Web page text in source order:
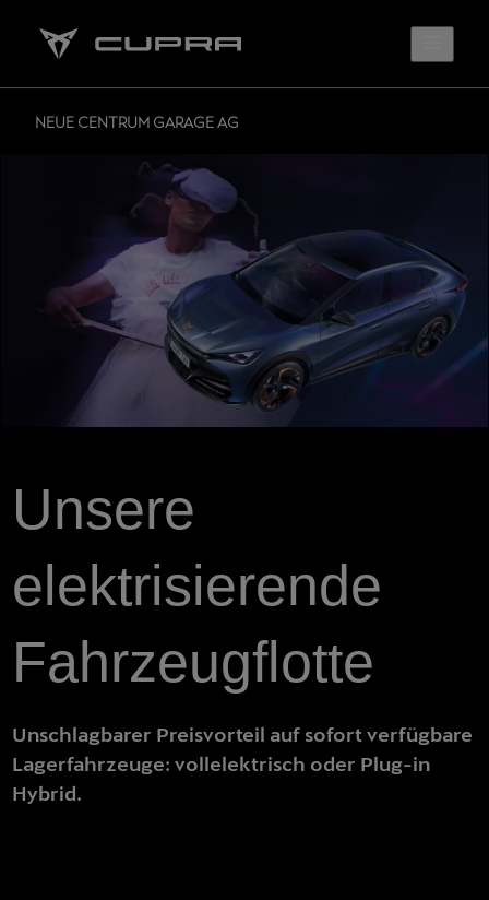
NEUE CENTRUM GARAGE AG
Unsere
elektrisierende
Fahrzeugflotte
Unschlagbarer Preisvorteil auf sofort verfügbare
Lagerfahrzeuge: vollelektrisch oder Plug-in
Hybrid.